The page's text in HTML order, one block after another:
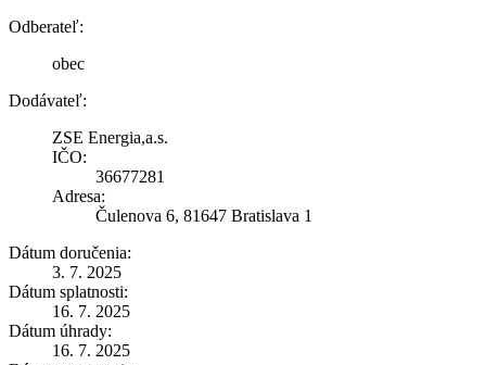
Odberateľ:
obec
Dodávateľ:
ZSE Energia,a.s.
IČO:
36677281
Adresa:
Čulenova 6, 81647 Bratislava 1
Dátum doručenia:
3. 7. 2025
Dátum splatnosti:
16. 7. 2025
Dátum úhrady:
16. 7. 2025